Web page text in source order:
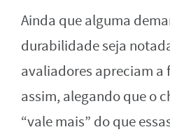
Ainda que alguma
durabilidade seja
avaliadores apreciam a
assim, alegando que o
“vale mais” do que